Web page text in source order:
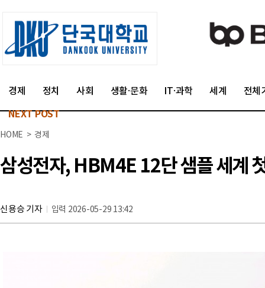
경제 정치 사회 생활·문화 IT·과학 세계 전체
NEXT POST
HOME > 경제
삼성전자, HBM4E 12단 샘플 세계
신용승 기자 입력 2026-05-29 13:42